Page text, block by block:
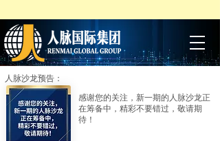
人脉沙龙预告：
感谢您的关注，新一期的人脉沙龙正
在筹备中，精彩不要错过，敬请期
待！